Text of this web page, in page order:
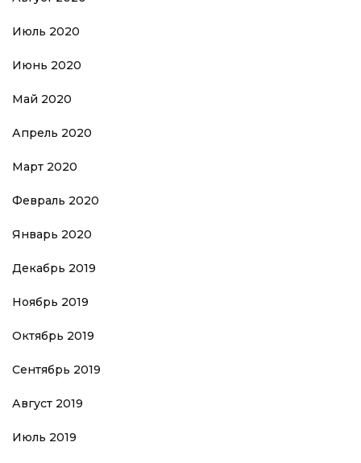
Июль 2020
Июнь 2020
Май 2020
Апрель 2020
Март 2020
Февраль 2020
Январь 2020
Декабрь 2019
Ноябрь 2019
Октябрь 2019
Сентябрь 2019
Август 2019
Июль 2019